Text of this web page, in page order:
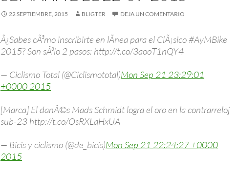
22 SEPTIEMBRE, 2015 BLIGTER DEJA UN COMENTARIO
Â¿Sabes cÃ³mo inscribirte en lÃ­nea para el ClÃ¡sico #AyMBike
2015? Son sÃ³lo 2 pasos: http://t.co/3aooT1nQY4
— Ciclismo Total (@Ciclismototal)Mon Sep 21 23:29:01
+0000 2015
[Marca] El danÃ©s Mads Schmidt logra el oro en la contrarreloj
sub-23 http://t.co/OsRXLqHxUA
— Bicis y ciclismo (@de_bicis)Mon Sep 21 22:24:27 +0000
2015